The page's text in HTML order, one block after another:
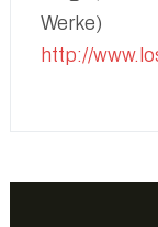
Werke)
http://